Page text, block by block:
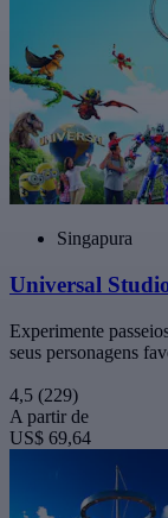
Singapura
Universal
Experimente
seus personagens
4,5 (229)
A partir de
US$ 69,64